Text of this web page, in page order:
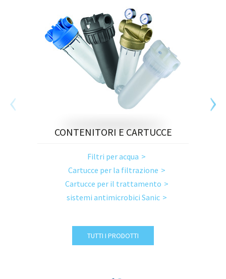
CONTENITORI E CARTUCCE
Filtri per acqua
Cartucce per la filtrazione
Cartucce per il trattamento
sistemi antimicrobici Sanic
TUTTI I PRODOTTI